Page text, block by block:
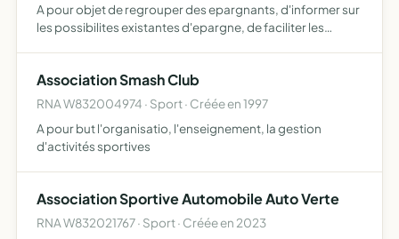
A pour objet de regrouper des epargnants, d'informer sur
les possibilites existantes d'epargne, de faciliter les
Association Smash Club
RNA W832004974 · Sport · Créée en 1997
A pour but l'organisatio, l'enseignement, la gestion
d'activités sportives
Association Sportive Automobile Auto Verte
RNA W832021767 · Sport · Créée en 2023